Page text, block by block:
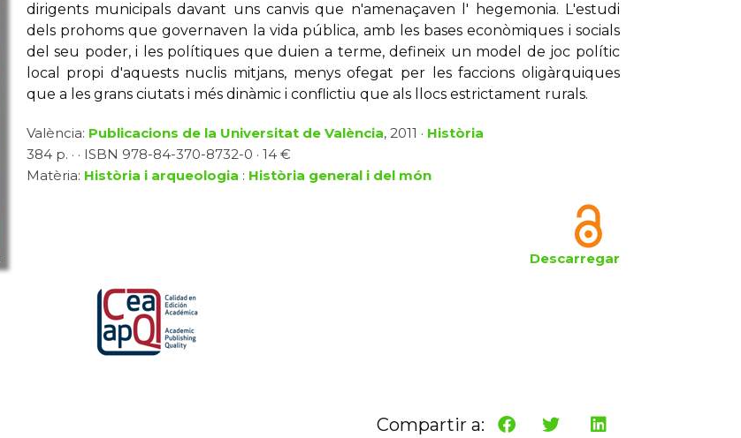
dirigents municipals davant uns canvis que n'amenaçaven l' hegemonia. L'estudi
dels prohoms que governaven la vida pública, amb les bases econòmiques i socials
del seu poder, i les polítiques que duien a terme, defineix un model de joc polític
local propi d'aquests nuclis mitjans, menys ofegat per les faccions oligàrquiques
que a les grans ciutats i més dinàmic i conflictiu que als llocs estrictament rurals.
València: Publicacions de la Universitat de València, 2011 · Història
384 p. · · ISBN 978-84-370-8732-0 · 14 €
Matèria: Història i arqueologia : Història general i del món
Descarregar
Compartir a: